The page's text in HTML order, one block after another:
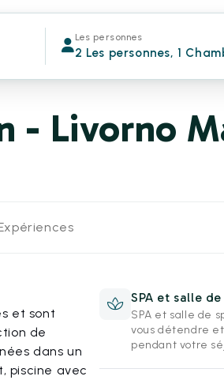
Les personnes
2 Les personnes, 1
- Livorno
et sont
de
dans un
piscine avec
SPA et salle
SPA et salle de
vous détendre
pendant votre